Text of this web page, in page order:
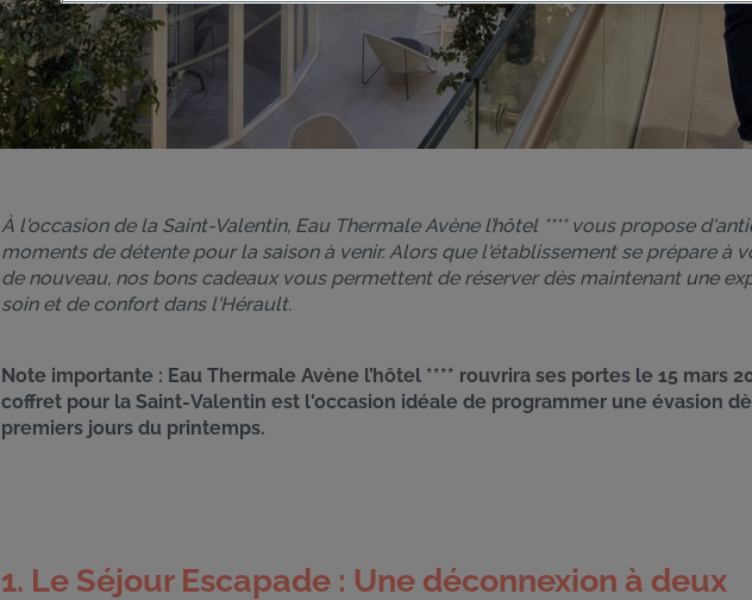
À l'occasion de la Saint-Valentin, Eau Thermale Avène l’hôtel **** vous propose
moments de détente pour la saison à venir. Alors que l'établissement se prépare à
de nouveau, nos bons cadeaux vous permettent de réserver dès maintenant une
soin et de confort dans l'Hérault.
Note importante : Eau Thermale Avène l’hôtel **** rouvrira ses portes le 15 mars
coffret pour la Saint-Valentin est l'occasion idéale de programmer une évasion
premiers jours du printemps.
1. Le Séjour Escapade : Une déconnexion à deux